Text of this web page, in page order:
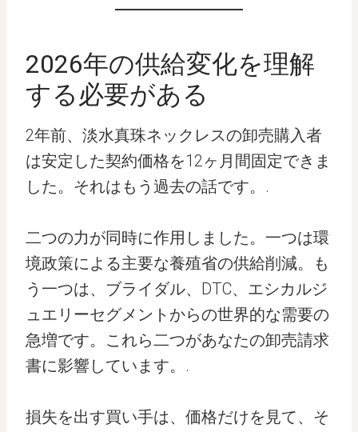
2026年の供給変化を理解
する必要がある
2年前、淡水真珠ネックレスの卸売購入者
は安定した契約価格を12ヶ月間固定できま
した。それはもう過去の話です。.
二つの力が同時に作用しました。一つは環
境政策による主要な養殖省の供給削減。も
う一つは、ブライダル、DTC、エシカルジ
ュエリーセグメントからの世界的な需要の
急増です。これら二つがあなたの卸売請求
書に影響しています。.
損失を出す買い手は、価格だけを見て、そ